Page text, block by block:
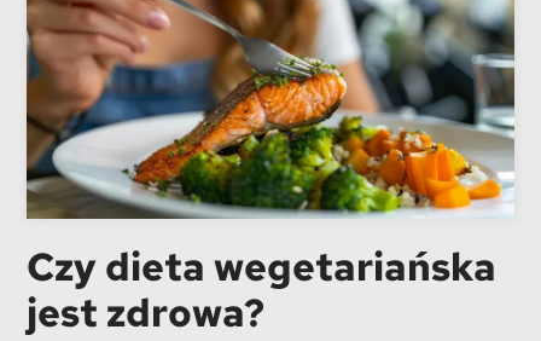
Czy dieta wegetariańska
jest zdrowa?